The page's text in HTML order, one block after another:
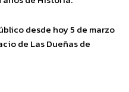
desde hoy 5 de marzo
de Las Dueñas de